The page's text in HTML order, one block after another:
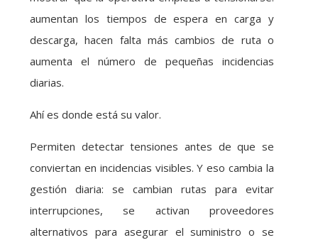
aumentan los tiempos de espera en carga y
descarga, hacen falta más cambios de ruta o
aumenta el número de pequeñas incidencias
diarias.
Ahí es donde está su valor.
Permiten detectar tensiones antes de que se
conviertan en incidencias visibles. Y eso cambia la
gestión diaria: se cambian rutas para evitar
interrupciones, se activan proveedores
alternativos para asegurar el suministro o se